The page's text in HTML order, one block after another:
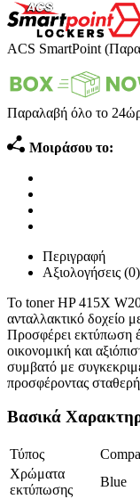
ACS SmartPoint
Παραλαβή όλο το
Μοιράσου το:
Περιγραφή
Αξιολογήσεις (0)
Το toner HP 415X
ανταλλακτικό δοχείο
Προσφέρει εκτύπωση
οικονομική και
συμβατό με
προσφέροντας
Βασικά
Τύπος
Χρώματα
εκτύπωσης
Blue